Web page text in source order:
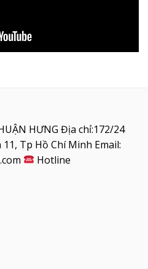
HƯNG Địa chỉ:172/24
Tp Hồ Chí Minh Email:
Hotline